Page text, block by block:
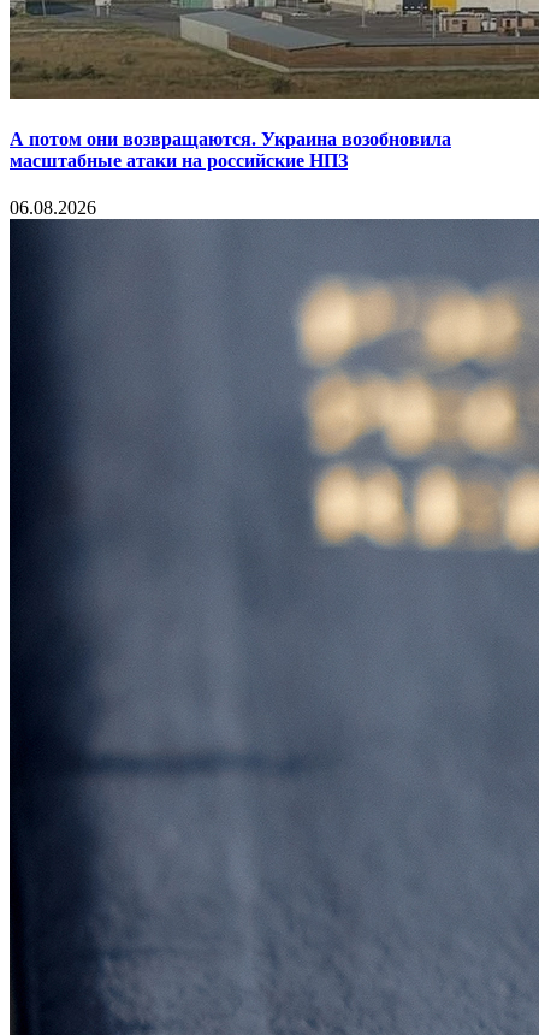
А потом они возвращаются. Украина возобновила
масштабные атаки на российские НПЗ
06.08.2026